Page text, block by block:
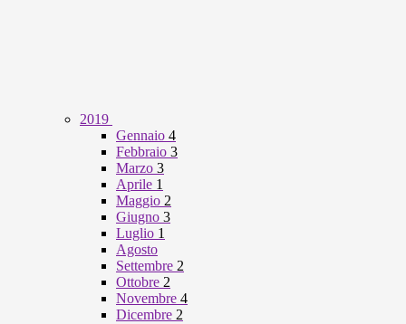
2019
Gennaio 4
Febbraio 3
Marzo 3
Aprile 1
Maggio 2
Giugno 3
Luglio 1
Agosto
Settembre 2
Ottobre 2
Novembre 4
Dicembre 2